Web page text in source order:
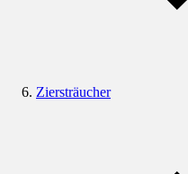
Ziersträucher